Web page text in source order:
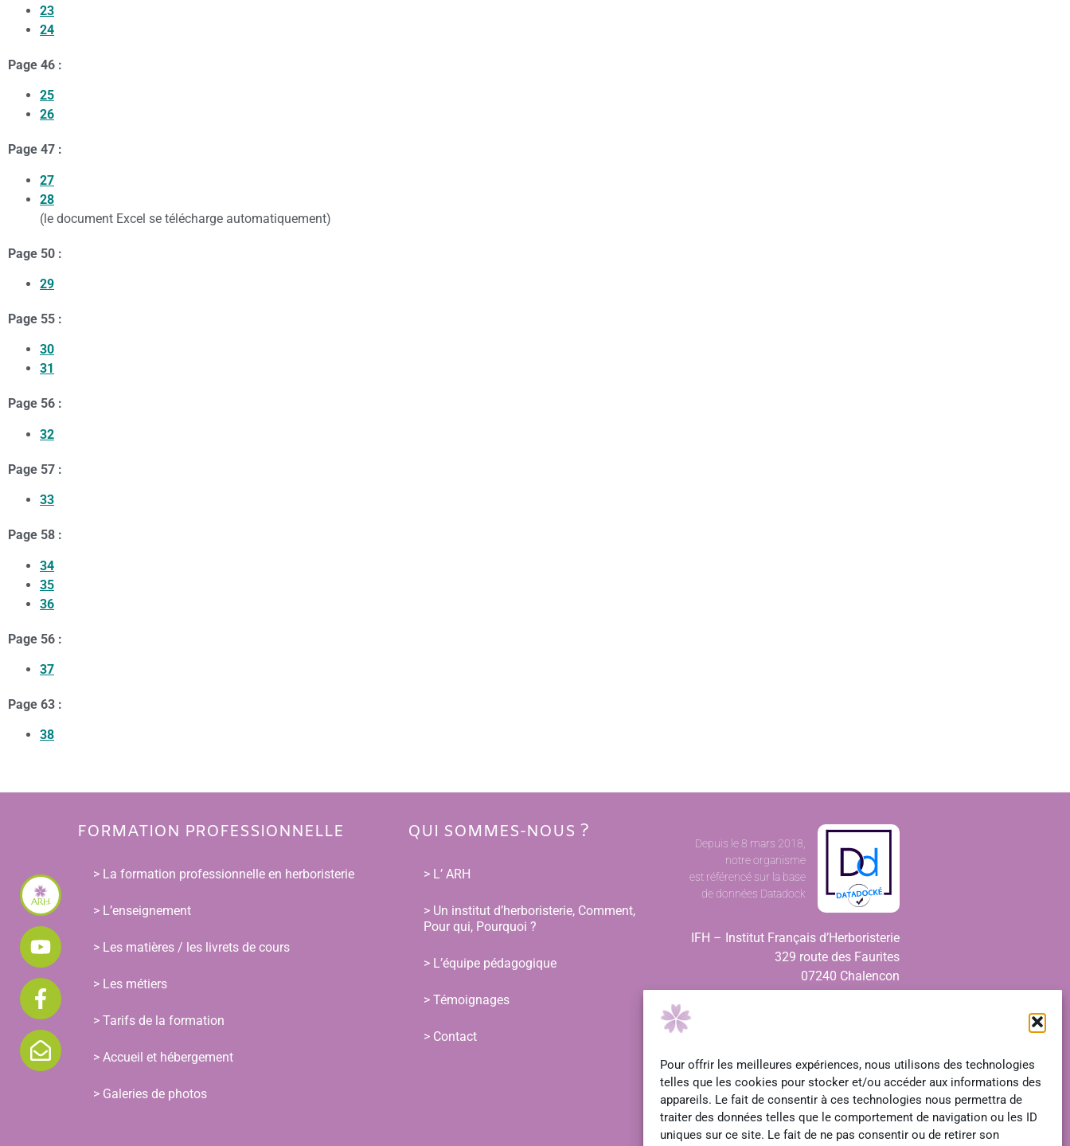
Pour offrir les meilleures expériences, nous utilisons des technologies
telles que les cookies pour stocker et/ou accéder aux informations des
appareils. Le fait de consentir à ces technologies nous permettra de
traiter des données telles que le comportement de navigation ou les ID
uniques sur ce site. Le fait de ne pas consentir ou de retirer son
23
24
Page 46 :
25
26
Page 47 :
27
28
(le document Excel se télécharge automatiquement)
Page 50 :
29
Page 55 :
30
31
Page 56 :
32
Page 57 :
33
Page 58 :
34
35
36
Page 56 :
37
Page 63 :
38
FORMATION PROFESSIONNELLE
> La formation professionnelle en herboristerie
> L’enseignement
> Les matières / les livrets de cours
> Les métiers
> Tarifs de la formation
> Accueil et hébergement
> Galeries de photos
QUI SOMMES-NOUS ?
> L’ ARH
> Un institut d’herboristerie, Comment,
Pour qui, Pourquoi ?
> L’équipe pédagogique
> Témoignages
> Contact
Depuis le 8 mars 2018,
notre organisme
est référencé sur la base
de données Datadock
IFH – Institut Français d’Herboristerie
329 route des Faurites
07240 Chalencon
13h00-17h00
vendredi : 09h00-12h00